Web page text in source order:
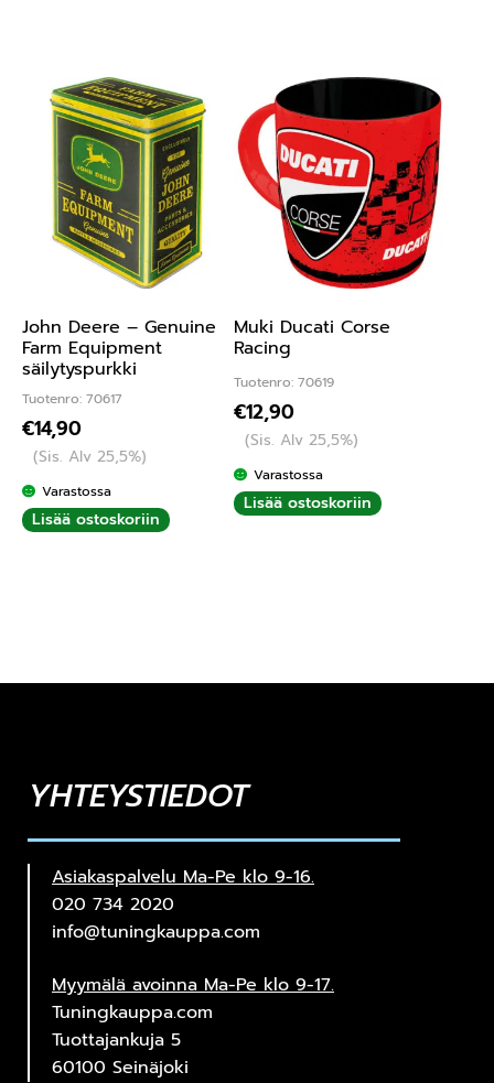
John Deere – Genuine
Farm Equipment
säilytyspurkki
Tuotenro: 70617
€14,90
(Sis. Alv 25,5%)
Varastossa
Lisää ostoskoriin
Muki Ducati Corse
Racing
Tuotenro: 70619
€12,90
(Sis. Alv 25,5%)
Varastossa
Lisää ostoskoriin
YHTEYSTIEDOT
Asiakaspalvelu Ma-Pe klo 9-16.
020 734 2020
info@tuningkauppa.com
Myymälä avoinna Ma-Pe klo 9-17.
Tuningkauppa.com
Tuottajankuja 5
60100 Seinäjoki